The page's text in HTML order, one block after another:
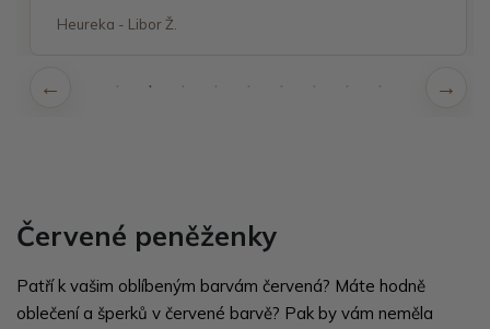
Heureka - Libor Ž.
Červené peněženky
Patří k vašim oblíbeným barvám červená? Máte hodně
oblečení a šperků v červené barvě? Pak by vám neměla